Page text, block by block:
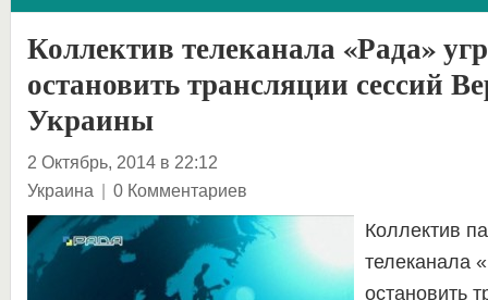
Коллектив телеканала «Рада»
остановить трансляции сессий
Украины
2 Октябрь, 2014 в 22:12
Украина | 0 Комментариев
Коллектив
телеканала
остановить